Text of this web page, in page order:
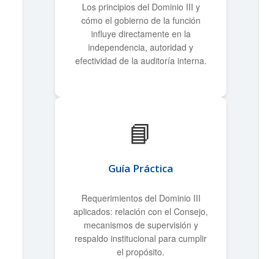
Los principios del Dominio III y
cómo el gobierno de la función
influye directamente en la
independencia, autoridad y
efectividad de la auditoría interna.
📘
Guía Práctica
Requerimientos del Dominio III
aplicados: relación con el Consejo,
mecanismos de supervisión y
respaldo institucional para cumplir
el propósito.